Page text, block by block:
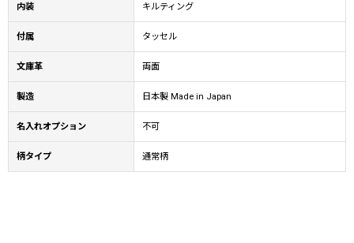
内装 キルティング
付属 タッセル
文庫革 両面
製造 日本製 Made in Japan
名入れオプション 不可
柄タイプ 通常柄